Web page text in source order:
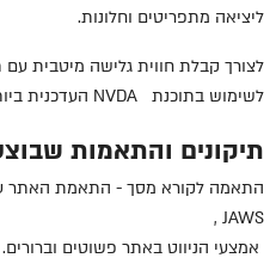
ליציאה מתפריטים וחלונות.
לצורך קבלת חווית גלישה מיטבית
לשימוש בתוכנת NVDA העדכנית
תיקונים והתאמות
התאמה לקורא מסך - התאמת האתר
, JAWS
אמצעי הניווט באתר פשוטים וברורים.